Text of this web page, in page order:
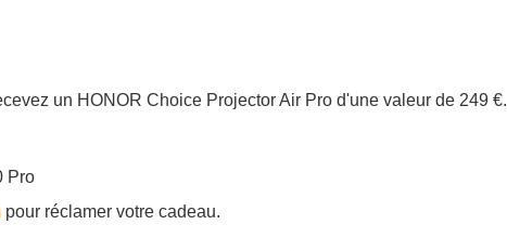
un HONOR Choice Projector Air Pro d'une valeur de 249 €.
Pro
pour réclamer votre cadeau.